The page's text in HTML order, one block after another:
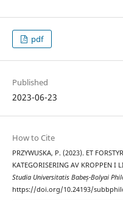
pdf
Published
2023-06-23
How to Cite
PRZYWUSKA, P. (2023). ET
KATEGORISERING AV KROPPEN I
Studia Universitatis Babeș-Bolyai
https://doi.org/10.24193/